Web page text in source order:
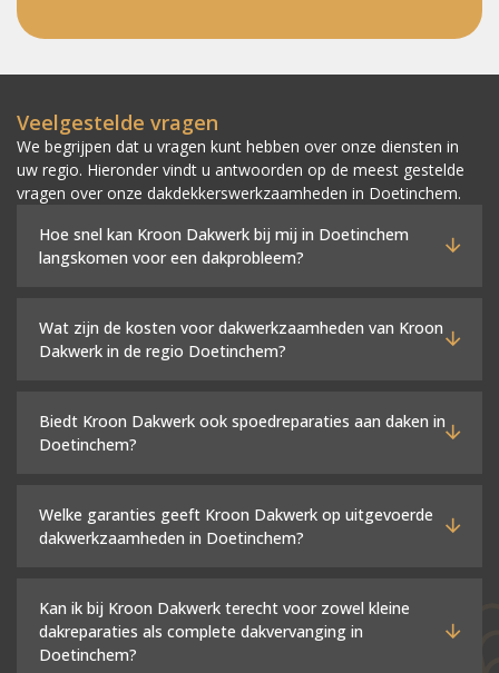
Veelgestelde vragen
We begrijpen dat u vragen kunt hebben over onze diensten in
uw regio. Hieronder vindt u antwoorden op de meest gestelde
vragen over onze dakdekkerswerkzaamheden in Doetinchem.
Hoe snel kan Kroon Dakwerk bij mij in Doetinchem
langskomen voor een dakprobleem?
Wat zijn de kosten voor dakwerkzaamheden van Kroon
Dakwerk in de regio Doetinchem?
Biedt Kroon Dakwerk ook spoedreparaties aan daken in
Doetinchem?
Welke garanties geeft Kroon Dakwerk op uitgevoerde
dakwerkzaamheden in Doetinchem?
Kan ik bij Kroon Dakwerk terecht voor zowel kleine
dakreparaties als complete dakvervanging in
Doetinchem?